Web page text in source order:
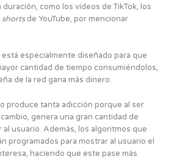
como los vídeos de TikTok, los
shortsde YouTube, por mencionar
especialmente diseñado para que
cantidad de tiempo consumiéndolos,
de la red gana más dinero.
produce tanta adicción porque al ser
genera una gran cantidad de
al usuario. Además, los algoritmos que
programados para mostrar al usuario el
haciendo que este pase más